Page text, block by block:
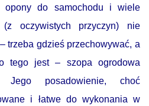
opony do samochodu i wiele
oczywistych przyczyn) nie
trzeba gdzieś przechowywać, a
tego jest – szopa ogrodowa
Jego posadowienie, choć
i łatwe do wykonania w